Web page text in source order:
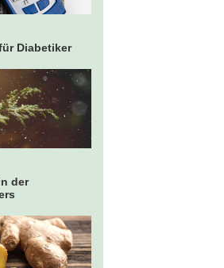
Diabetiker
der